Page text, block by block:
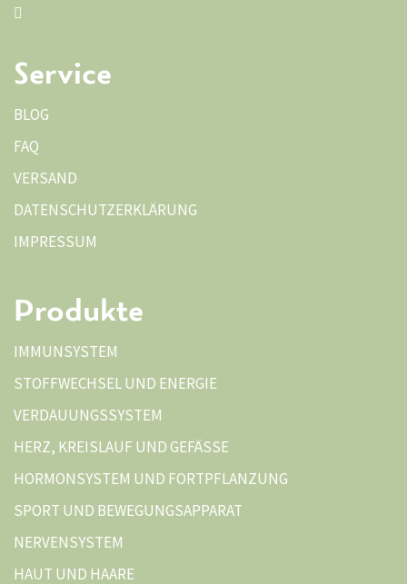
Service
BLOG
FAQ
VERSAND
DATENSCHUTZERKLÄRUNG
IMPRESSUM
Produkte
IMMUNSYSTEM
STOFFWECHSEL UND ENERGIE
VERDAUUNGSSYSTEM
HERZ, KREISLAUF UND GEFÄSSE
HORMONSYSTEM UND FORTPFLANZUNG
SPORT UND BEWEGUNGSAPPARAT
NERVENSYSTEM
HAUT UND HAARE